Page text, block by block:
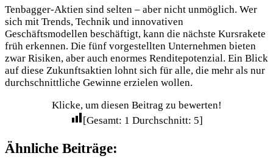
Tenbagger-Aktien sind selten – aber nicht unmöglich. Wer
sich mit Trends, Technik und innovativen
Geschäftsmodellen beschäftigt, kann die nächste Kursrakete
früh erkennen. Die fünf vorgestellten Unternehmen bieten
zwar Risiken, aber auch enormes Renditepotenzial. Ein Blick
auf diese Zukunftsaktien lohnt sich für alle, die mehr als nur
durchschnittliche Gewinne erzielen wollen.
Klicke, um diesen Beitrag zu bewerten!
[Gesamt: 1 Durchschnitt: 5]
Ähnliche Beiträge: